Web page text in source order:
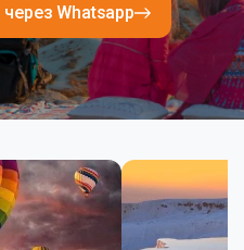
Whatsapp